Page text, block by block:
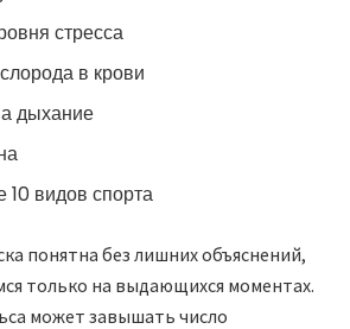
стресса
в крови
дыхание
видов спорта
понятна без лишних объяснений,
только на выдающихся моментах.
может завышать число